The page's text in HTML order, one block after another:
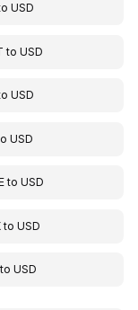
USD
toUSD
USD
USD
toUSD
toUSD
toUSD